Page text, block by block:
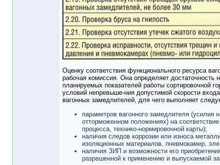
Оценку соответствия функционального ресурса
рабочая комиссия. Она определяет достаточность
планируемых показателей работы сортировочной
условий непревыше-ния допустимой скорости
вагонных замедлителей, для чего выполняет
параметров вагонного замедлителя
отторможенном положениях) на
процесса, технико-нормировочной карты);
наличия следов коррозии или износа
изоляционных материалов, пневмокамер,
наличия ЗИП и возможности его
разрешенной к применению и выпускаемой